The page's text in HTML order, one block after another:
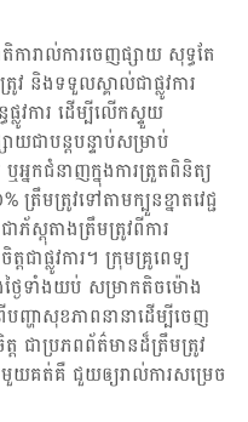
ារាល់ការចេញផ្សាយ សុទ្ធតែ
វ និង​ទទួល​ស្គាល់​ជាផ្លូវការ​
វការ ដើម្បីលើកស្ទួយ​
ាបន្តបន្ទាប់សម្រាប់
នក​ជំនាញ​ក្នុងការ​ត្រួតពិនិត្យ​
រឹមត្រូវ​ទៅតាម​ក្បួនខ្នាតវេជ្ជ
ស្តុតាង​ត្រឹមត្រូវ​ពី​ការ​
ាផ្លូវការ។ ក្រុមគ្រូពេទ្យ
ងៃទាំងយប់ សម្រាក​តិចម៉ោង
ញ្ហា​សុខភាព​នានា​ដើម្បី​ចេញ​
ជា​ប្រភព​ព័ត៌មាន​ដ៏​ត្រឹមត្រូវ
គត់​គឺ ជួយ​ឲ្យ​រាល់ការសម្រេច